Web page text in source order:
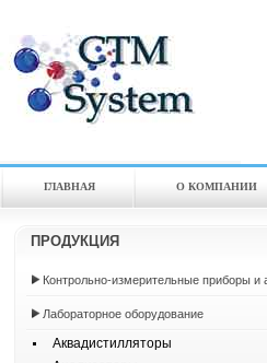
ГЛАВНАЯ О КОМПАНИИ
ПРОДУКЦИЯ
Контрольно-измерительные приборы и
Лабораторное оборудование
Аквадистилляторы